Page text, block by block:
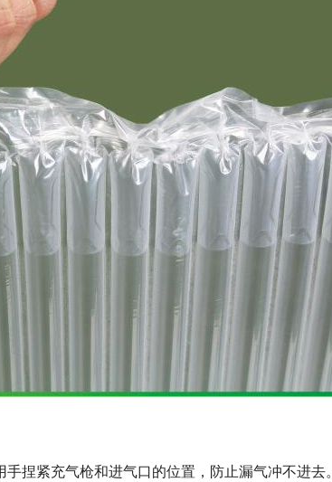
捏紧充气枪和进气口的位置，防止漏气冲不进去。